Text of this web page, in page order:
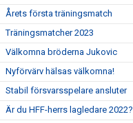
Årets första träningsmatch
Träningsmatcher 2023
Välkomna bröderna Jukovic
Nyförvärv hälsas välkomna!
Stabil försvarsspelare ansluter
Är du HFF-herrs lagledare 2022?